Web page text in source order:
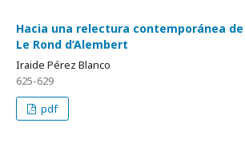
Hacia una relectura contemporánea de
Le Rond d’Alembert
Iraide Pérez Blanco
625-629
pdf